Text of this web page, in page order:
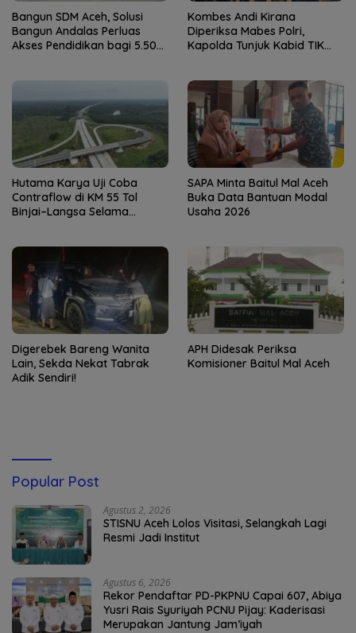
Bangun SDM Aceh, Solusi
Bangun Andalas Perluas
Akses Pendidikan bagi 5.500
Kombes Andi Kirana
Diperiksa Mabes Polri,
Kapolda Tunjuk Kabid TIK
Hutama Karya Uji Coba
Contraflow di KM 55 Tol
Binjai–Langsa Selama
SAPA Minta Baitul Mal Aceh
Buka Data Bantuan Modal
Usaha 2026
Digerebek Bareng Wanita
Lain, Sekda Nekat Tabrak
Adik Sendiri!
APH Didesak Periksa
Komisioner Baitul Mal Aceh
Popular Post
Agustus 2, 2026
STISNU Aceh Lolos Visitasi, Selangkah Lagi
Resmi Jadi Institut
Agustus 6, 2026
Rekor Pendaftar PD-PKPNU Capai 607, Abiya
Yusri Rais Syuriyah PCNU Pijay: Kaderisasi
Merupakan Jantung Jam’iyah